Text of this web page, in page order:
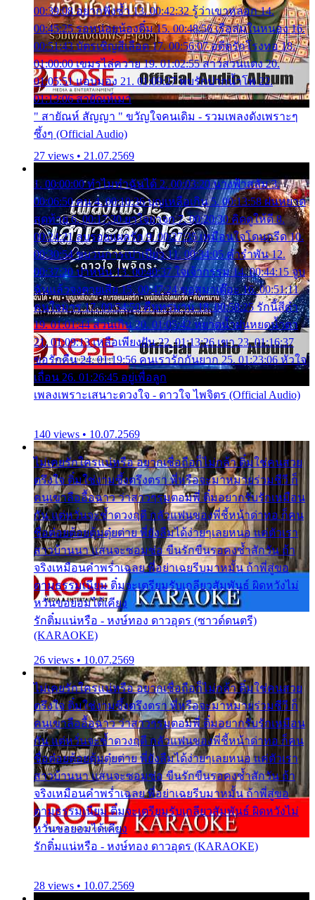
00:39:08 อยากฟังซ้ำ 13. 00:42:32 รู้ว่าเขาหลอก 14.
00:45:25 รอหน่อยน้องติ๋ม 15. 00:48:56 เรือล่มในหนอง 16.
00:51:43 บัตรเชิญสีเลือด 17. 00:56:07 อดีตรักโรงทอ 18.
01:00:00 เขมรไล่ควาย 19. 01:02:55 สาวสวนแตง 20.
01:05:51 แอบมอง 21. 01:09:27 พบรักปากน้ำโพ 22.
01:13:06 สายัณห์เมา
" สายัณห์ สัญญา " ขวัญใจคนเดิม - รวมเพลงดังเพราะๆ
ซึ้งๆ (Official Audio)
27 views • 21.07.2569
1. 00:00:00 ทำไมทำฉันได้ 2. 00:03:20 นางฟ้าสลัม 3.
00:06:50 คน 4. 00:10:36 บุญเหลือเกิน 5. 00:13:58 ฝนหยาด
สุดท้าย 6. 00:17:30 ยาใจยาจก 7. 00:20:30 คิดดูให้ดี 8.
00:24:21 ลบรอยแผลรัก 9. 00:27:35 เหมือนใจโดนกรีด 10.
00:30:54 ขบวนการเปาเปียว 11. 00:34:05 คำรำพัน 12.
00:37:20 ปาหนัน 13. 00:40:37 ใจเจ้ากรรม 14. 00:44:15 จูบ
ฉันแล้วจงตายเสีย 15. 00:47:24 ขอสูมาเต๊อะ 16. 00:51:11
คนใจมาร 17. 00:54:50 คืนทรมาน 18. 00:58:25 รักนี้สีดำ
19. 01:01:44 ส่วนเกิน 20. 01:05:42 หยาดน้ำฝนหยดน้ำตา
21. 01:09:13 เหลือเพียงฝัน 22. 01:13:26 เขา 23. 01:16:37
ขอรักคืน 24. 01:19:56 คนเรารักกันยาก 25. 01:23:06 หัวใจ
เถื่อน 26. 01:26:45 อยู่เพื่อลูก
เพลงเพราะเสนาะดวงใจ - ดาวใจ ไพจิตร (Official Audio)
140 views • 10.07.2569
ไม่เคยรักใครแน่หรือ อยากเชื่อถือก็ไม่กล้า ติ๋มใช่คนสวย
ตรึงใจ ติ๋มใช่งามซึ้งตรึงตรา พี่หรือจะมาหมายร่วมชีวี ก็
คนเขาลืออื้อฉาว ว่าสาวๆรุมตอมพี่ ติ๋มอยากรับรักเหมือน
กัน แต่หวั่นจะช้ำดวงฤดี กลัวแฟนของพี่ชี้หน้าด่าทอ ก็คน
ชื่อต๋อยต้อยตุ้มตุ๋ยต่าย พี่ยังลืมได้ง่ายๆเลยหนอ แค่ตัวเรา
สาวบ้านนา แสนจะซอมซ่อ ขืนรักขืนรอคงช้ำสักวัน ถ้า
จริงเหมือนคำพร่ำเฉลย พี่อย่าเฉยรีบมาหมั้น ถ้าพี่สู่ขอ
ตามธรรมเนียม ติ๋มจะเตรียมรับเกลียวสัมพันธ์ ผิดหวังไม่
หวั่นขอยอมได้เคียง
รักติ๋มแน่หรือ - หงษ์ทอง ดาวอุดร (ซาวด์ดนตรี)
(KARAOKE)
26 views • 10.07.2569
ไม่เคยรักใครแน่หรือ อยากเชื่อถือก็ไม่กล้า ติ๋มใช่คนสวย
ตรึงใจ ติ๋มใช่งามซึ้งตรึงตรา พี่หรือจะมาหมายร่วมชีวี ก็
คนเขาลืออื้อฉาว ว่าสาวๆรุมตอมพี่ ติ๋มอยากรับรักเหมือน
กัน แต่หวั่นจะช้ำดวงฤดี กลัวแฟนของพี่ชี้หน้าด่าทอ ก็คน
ชื่อต๋อยต้อยตุ้มตุ๋ยต่าย พี่ยังลืมได้ง่ายๆเลยหนอ แค่ตัวเรา
สาวบ้านนา แสนจะซอมซ่อ ขืนรักขืนรอคงช้ำสักวัน ถ้า
จริงเหมือนคำพร่ำเฉลย พี่อย่าเฉยรีบมาหมั้น ถ้าพี่สู่ขอ
ตามธรรมเนียม ติ๋มจะเตรียมรับเกลียวสัมพันธ์ ผิดหวังไม่
หวั่นขอยอมได้เคียง
รักติ๋มแน่หรือ - หงษ์ทอง ดาวอุดร (KARAOKE)
28 views • 10.07.2569